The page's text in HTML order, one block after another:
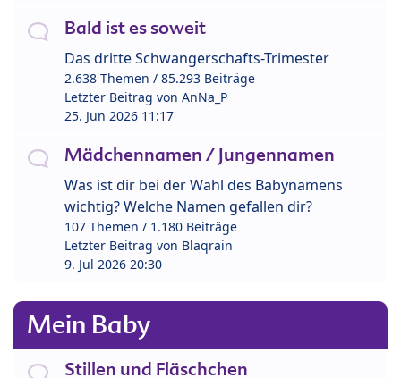
Bald ist es soweit
Das dritte Schwangerschafts-Trimester
2.638 Themen / 85.293 Beiträge
Letzter Beitrag von AnNa_P
25. Jun 2026 11:17
Mädchennamen / Jungennamen
Was ist dir bei der Wahl des Babynamens
wichtig? Welche Namen gefallen dir?
107 Themen / 1.180 Beiträge
Letzter Beitrag von Blaqrain
9. Jul 2026 20:30
Mein Baby
Stillen und Fläschchen